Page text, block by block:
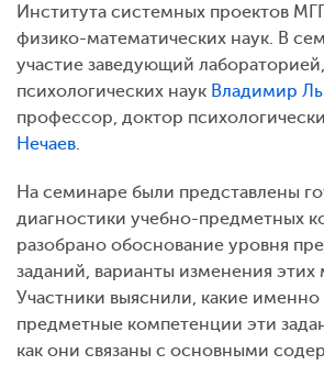
Института системных проектов
физико-математических наук. В
участие заведующий
психологических наук Владимир
профессор, доктор
Нечаев.
На семинаре были представлены
диагностики учебно-предметных
разобрано обоснование уровня
заданий, варианты изменения этих
Участники выяснили, какие именно
предметные компетенции эти
как они связаны с основными